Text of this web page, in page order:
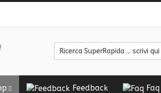
Feedback Faq